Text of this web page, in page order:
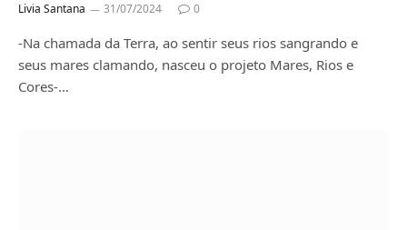
Livia Santana 31/07/2024 0
-Na chamada da Terra, ao sentir seus rios sangrando e
seus mares clamando, nasceu o projeto Mares, Rios e
Cores-…